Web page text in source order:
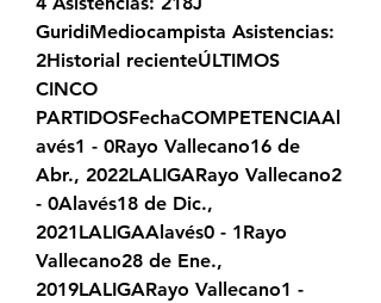
GuridiMediocampista Asistencias:
2Historial recienteÚLTIMOS
CINCO
PARTIDOSFechaCOMPETENCIAAl
avés1 - 0Rayo Vallecano16 de
Abr., 2022LALIGARayo Vallecano2
- 0Alavés18 de Dic.,
2021LALIGAAlavés0 - 1Rayo
Vallecano28 de Ene.,
2019LALIGARayo Vallecano1 -